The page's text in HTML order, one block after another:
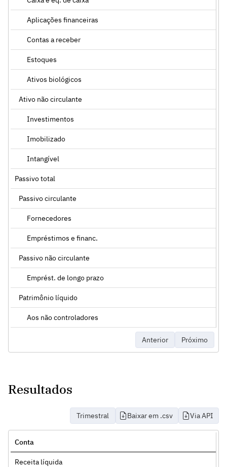
Aplicações financeiras
Contas a receber
Estoques
Ativos biológicos
Ativo não circulante
Investimentos
Imobilizado
Intangível
Passivo total
Passivo circulante
Fornecedores
Empréstimos e financ.
Passivo não circulante
Emprést. de longo prazo
Patrimônio líquido
Aos não controladores
Anterior Próximo
Resultados
Trimestral Baixar em .csv Via API
Conta
Receita líquida